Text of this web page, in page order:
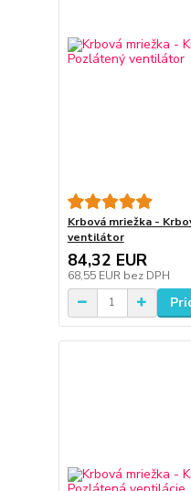
Krbová mriežka -
ventilátor
84,32 EUR
68,55 EUR bez DPH